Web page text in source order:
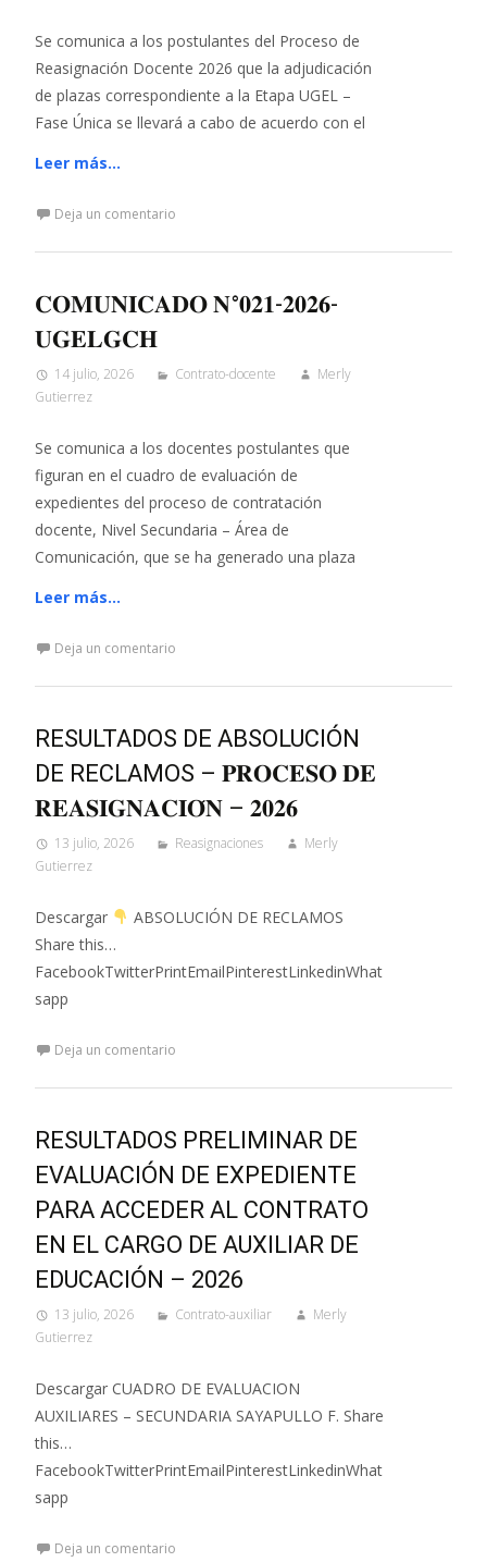
Se comunica a los postulantes del Proceso de
Reasignación Docente 2026 que la adjudicación
de plazas correspondiente a la Etapa UGEL –
Fase Única se llevará a cabo de acuerdo con el
Leer más…
Deja un comentario
𝐂𝐎𝐌𝐔𝐍𝐈𝐂𝐀𝐃𝐎 𝐍°𝟎𝟐𝟏-𝟐𝟎𝟐𝟔-
𝐔𝐆𝐄𝐋𝐆𝐂𝐇
14 julio, 2026 Contrato-docente
Merly
Gutierrez
Se comunica a los docentes postulantes que
figuran en el cuadro de evaluación de
expedientes del proceso de contratación
docente, Nivel Secundaria – Área de
Comunicación, que se ha generado una plaza
Leer más…
Deja un comentario
RESULTADOS DE ABSOLUCIÓN
DE RECLAMOS – 𝐏𝐑𝐎𝐂𝐄𝐒𝐎 𝐃𝐄
𝐑𝐄𝐀𝐒𝐈𝐆𝐍𝐀𝐂𝐈𝐎́𝐍 – 𝟐𝟎𝟐𝟔
13 julio, 2026 Reasignaciones
Merly
Gutierrez
Descargar
ABSOLUCIÓN DE RECLAMOS
Share this…
FacebookTwitterPrintEmailPinterestLinkedinWhat
sapp
Deja un comentario
RESULTADOS PRELIMINAR DE
EVALUACIÓN DE EXPEDIENTE
PARA ACCEDER AL CONTRATO
EN EL CARGO DE AUXILIAR DE
EDUCACIÓN – 2026
13 julio, 2026 Contrato-auxiliar
Merly
Gutierrez
Descargar CUADRO DE EVALUACION
AUXILIARES – SECUNDARIA SAYAPULLO F. Share
this…
FacebookTwitterPrintEmailPinterestLinkedinWhat
sapp
Deja un comentario